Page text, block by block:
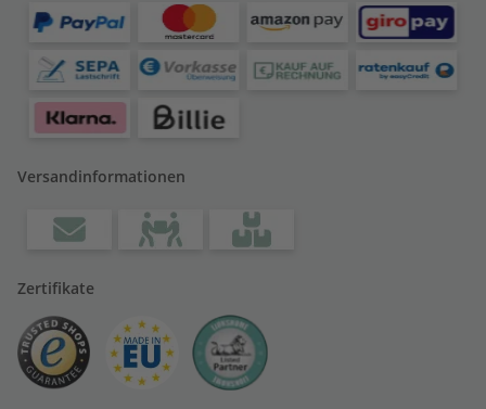
Versandinformationen
Zertifikate